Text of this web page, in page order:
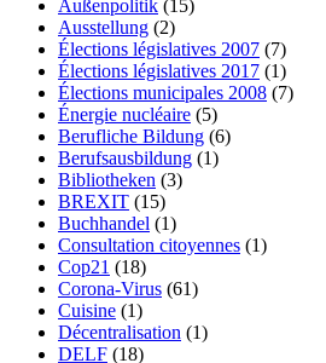
Außenpolitik (15)
Ausstellung (2)
Élections législatives 2007 (7)
Élections législatives 2017 (1)
Élections municipales 2008 (7)
Énergie nucléaire (5)
Berufliche Bildung (6)
Berufsausbildung (1)
Bibliotheken (3)
BREXIT (15)
Buchhandel (1)
Consultation citoyennes (1)
Cop21 (18)
Corona-Virus (61)
Cuisine (1)
Décentralisation (1)
DELF (18)